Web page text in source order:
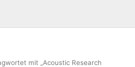
mit „Acoustic Research